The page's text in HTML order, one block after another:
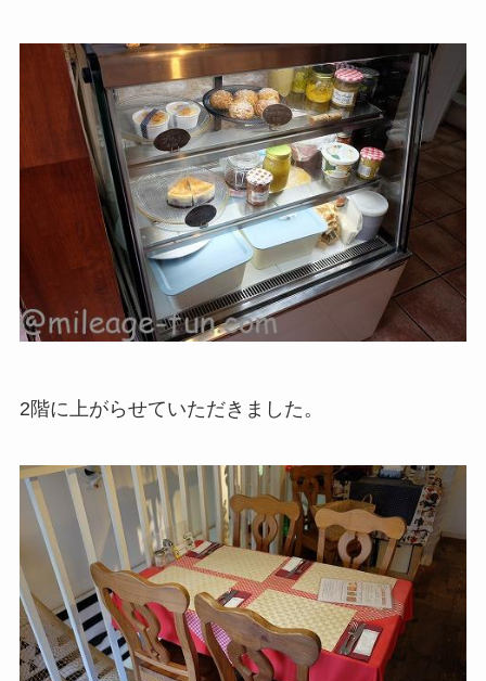
2階に上がらせていただきました。